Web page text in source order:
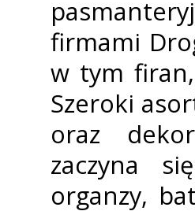
firmami
w tym
Szeroki
oraz
zaczyna
organzy,